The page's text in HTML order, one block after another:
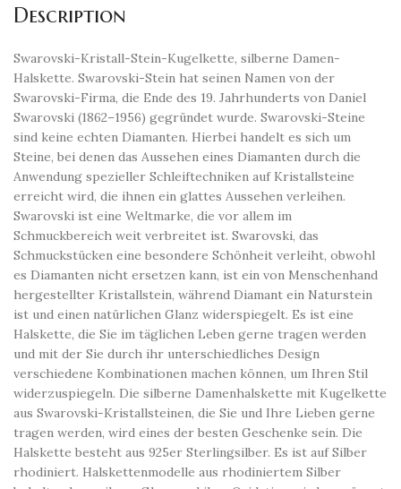
Description
Swarovski-Kristall-Stein-Kugelkette, silberne Damen-
Halskette. Swarovski-Stein hat seinen Namen von der
Swarovski-Firma, die Ende des 19. Jahrhunderts von Daniel
Swarovski (1862–1956) gegründet wurde. Swarovski-Steine ​​
sind keine echten Diamanten. Hierbei handelt es sich um
Steine, bei denen das Aussehen eines Diamanten durch die
Anwendung spezieller Schleiftechniken auf Kristallsteine ​​
erreicht wird, die ihnen ein glattes Aussehen verleihen.
Swarovski ist eine Weltmarke, die vor allem im
Schmuckbereich weit verbreitet ist. Swarovski, das
Schmuckstücken eine besondere Schönheit verleiht, obwohl
es Diamanten nicht ersetzen kann, ist ein von Menschenhand
hergestellter Kristallstein, während Diamant ein Naturstein
ist und einen natürlichen Glanz widerspiegelt. Es ist eine
Halskette, die Sie im täglichen Leben gerne tragen werden
und mit der Sie durch ihr unterschiedliches Design
verschiedene Kombinationen machen können, um Ihren Stil
widerzuspiegeln. Die silberne Damenhalskette mit Kugelkette
aus Swarovski-Kristallsteinen, die Sie und Ihre Lieben gerne
tragen werden, wird eines der besten Geschenke sein. Die
Halskette besteht aus 925er Sterlingsilber. Es ist auf Silber
rhodiniert. Halskettenmodelle aus rhodiniertem Silber